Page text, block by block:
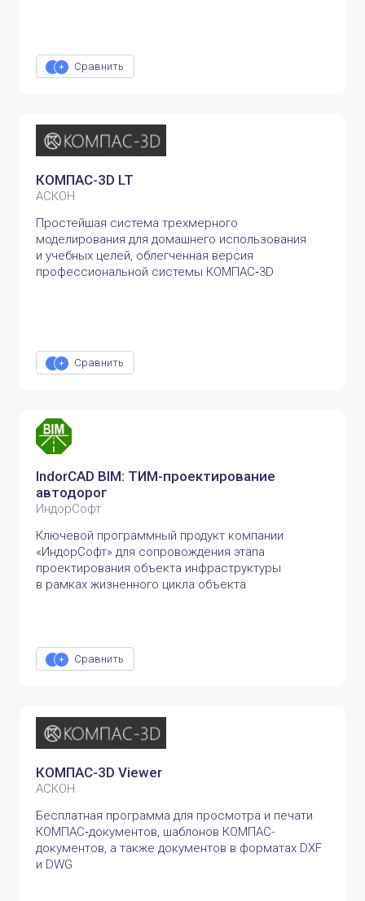
Сравнить
КОМПАС-3D LT
АСКОН
Простейшая система трехмерного
моделирования для домашнего использования
и учебных целей, облегченная версия
профессиональной системы КОМПАС‑3D
Сравнить
IndorCAD BIM: ТИМ-проектирование
автодорог
ИндорСофт
Ключевой программный продукт компании
«ИндорСофт» для сопровождения этапа
проектирования объекта инфраструктуры
в рамках жизненного цикла объекта
Сравнить
КОМПАС-3D Viewer
АСКОН
Бесплатная программа для просмотра и печати
КОМПАС‑документов, шаблонов КОМПАС-
документов, а также документов в форматах DXF
и DWG